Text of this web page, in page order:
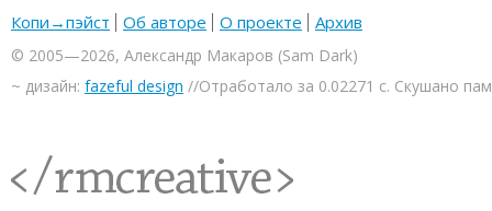
Копи→пэйст Об авторе О проекте Архив
© 2005—2026, Александр Макаров (Sam Dark)
~ дизайн: fazeful design //Отработало за 0.02271 с. Скушано
<rmcreative/>